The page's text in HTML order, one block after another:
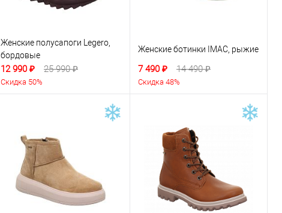
Женские полусапоги Legero,
бордовые
12 990 ₽ 25 990 ₽
Скидка 50%
Женские ботинки IMAC, рыжие
7 490 ₽ 14 490 ₽
Скидка 48%